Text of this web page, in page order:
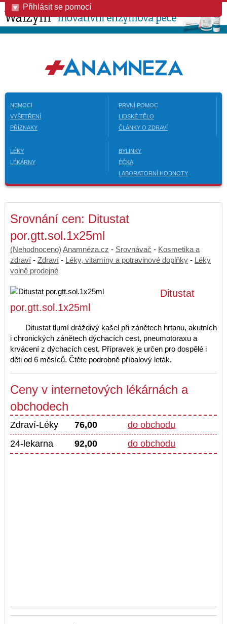
Přihlásit se pomocí
NEMOCI
VYŠETŘENÍ
PŘÍZNAKY
PRVNÍ POMOC
LIDSKÉ TĚLO
ČLÁNKY O ZDRAVÍ
LÉKY
LÉKÁRNY
BYLINKY
ÉČKA
LABORATORNÍ HODNOTY
Srovnání cen: Ditustat
por.gtt.sol.1x25ml
(Nehodnoceno) Anamnéza.cz - Srovnávač - Kosmetika a
zdraví - Zdraví - Léky, vitamíny a potravinové doplňky - Léky
volně prodejné
Ditustat
por.gtt.sol.1x25ml
Ditustat tlumí dráždivý kašel při zánětech hrtanu, akutních
i chronických zánětech dýchacích cest, pneumotoraxu a
krvácení z dýchacích cest. Přípravek je určen pro dospělé i
děti od 6 měsíců. Čtěte podrobně příbalový leták.
Ceny v internetových lékárnách a
obchodech
Zdraví-Léky 76,00
do obchodu
24-lekarna
92,00 do obchodu